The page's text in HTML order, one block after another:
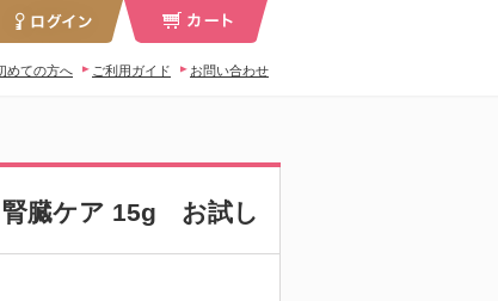
お問い合わせ
ご利用ガイド
めての方へ
腎臓ケア 15g お試し